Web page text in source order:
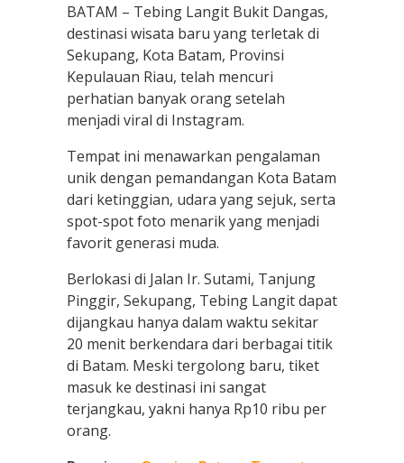
BATAM – Tebing Langit Bukit Dangas,
destinasi wisata baru yang terletak di
Sekupang, Kota Batam, Provinsi
Kepulauan Riau, telah mencuri
perhatian banyak orang setelah
menjadi viral di Instagram.
Tempat ini menawarkan pengalaman
unik dengan pemandangan Kota Batam
dari ketinggian, udara yang sejuk, serta
spot-spot foto menarik yang menjadi
favorit generasi muda.
Berlokasi di Jalan Ir. Sutami, Tanjung
Pinggir, Sekupang, Tebing Langit dapat
dijangkau hanya dalam waktu sekitar
20 menit berkendara dari berbagai titik
di Batam. Meski tergolong baru, tiket
masuk ke destinasi ini sangat
terjangkau, yakni hanya Rp10 ribu per
orang.